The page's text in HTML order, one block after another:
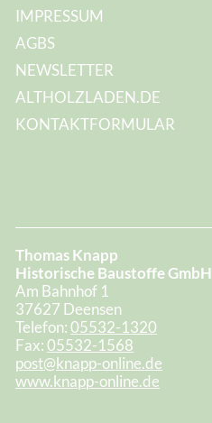
IMPRESSUM
AGBS
NEWSLETTER
ALTHOLZLADEN.DE
KONTAKTFORMULAR
Thomas Knapp
Historische Baustoffe GmbH
Am Bahnhof 1
37627 Deensen
Telefon:05532-1320
Fax:05532-1568
post@knapp-online.de
www.knapp-online.de